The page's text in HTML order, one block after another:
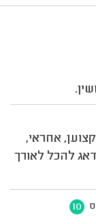
אחראי,
להכל לאורך
10